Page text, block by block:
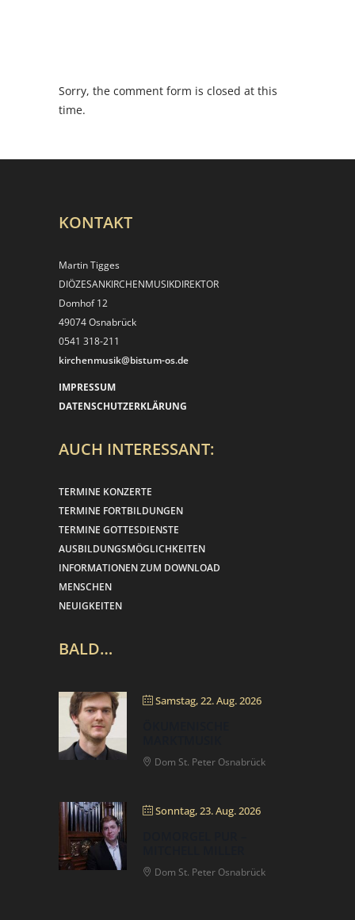
Sorry, the comment form is closed at this
time.
KONTAKT
Martin Tigges
DIÖZESANKIRCHEN­MUSIKDIREKTOR
Domhof 12
49074 Osnabrück
0541 318-211
kirchenmusik@bistum-os.de
IMPRESSUM
DATENSCHUTZERKLÄRUNG
AUCH INTERESSANT:
TERMINE KONZERTE
TERMINE FORTBILDUNGEN
TERMINE GOTTESDIENSTE
AUSBILDUNGSMÖGLICHKEITEN
INFORMATIONEN ZUM DOWNLOAD
MENSCHEN
NEUIGKEITEN
BALD…
Samstag, 22. Aug. 2026
Dom St. Peter Osnabrück
Sonntag, 23. Aug. 2026
Dom St. Peter Osnabrück